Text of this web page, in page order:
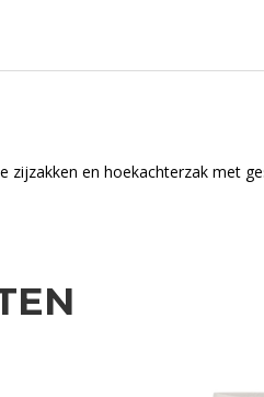
en hoekachterzak met